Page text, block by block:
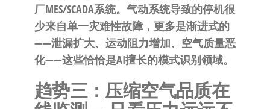
厂MES/SCADA系统。气动系统导致的停机很
少来自单一灾难性故障，更多是渐进式的
——泄漏扩大、运动阻力增加、空气质量恶
化——这些恰恰是AI擅长的模式识别领域。
趋势三：压缩空气品质在